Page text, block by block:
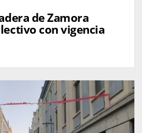
de Zamora
con vigencia